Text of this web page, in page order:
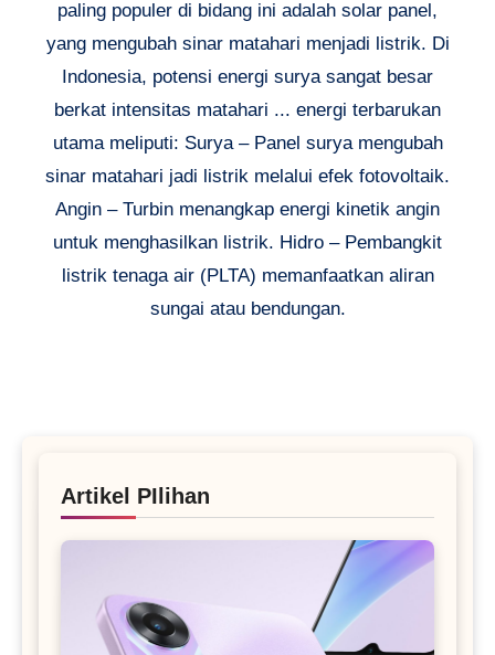
paling populer di bidang ini adalah solar panel,
yang mengubah sinar matahari menjadi listrik. Di
Indonesia, potensi energi surya sangat besar
berkat intensitas matahari ... energi terbarukan
utama meliputi: Surya – Panel surya mengubah
sinar matahari jadi listrik melalui efek fotovoltaik.
Angin – Turbin menangkap energi kinetik angin
untuk menghasilkan listrik. Hidro – Pembangkit
listrik tenaga air (PLTA) memanfaatkan aliran
sungai atau bendungan.
Artikel PIlihan